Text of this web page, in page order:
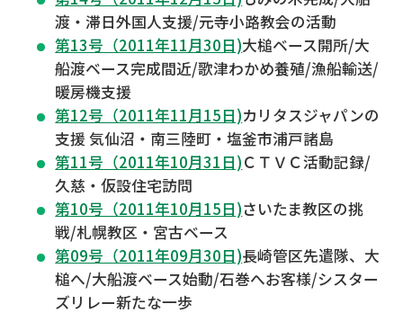
渡・滞日外国人支援/元寺小路教会の活動
第13号（2011年11月30日)大槌ベース開所/大
船渡ベース完成間近/歌津わかめ養殖/漁船輸送/
暖房機支援
第12号（2011年11月15日)カリタスジャパンの
支援 気仙沼・南三陸町・塩釜市浦戸諸島
第11号（2011年10月31日)ＣＴＶＣ活動記録/
久慈・仮設住宅訪問
第10号（2011年10月15日)さいたま教区の挑
戦/札幌教区・宮古ベース
第09号（2011年09月30日)長崎管区先遣隊、大
槌へ/大船渡ベース始動/石巻へお客様/シスター
ズリレー新たな一歩